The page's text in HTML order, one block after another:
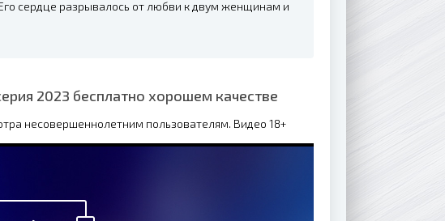
сердце разрывалось от любви к двум женщинам и
2023 бесплатно хорошем качестве
несовершеннолетним пользователям. Видео 18+